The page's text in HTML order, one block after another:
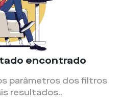
encontrado
parâmetros dos filtros
resultados..